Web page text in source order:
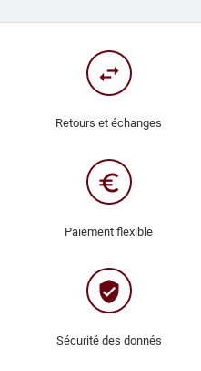
swap_horiz
Retours et échanges
euro_symbol
Paiement flexible
verified_user
Sécurité des donnés